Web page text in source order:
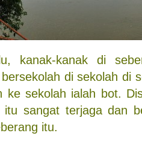
kanak-kanak di
di sekolah di
ke sekolah ialah bot.
itu sangat terjaga dan
itu.